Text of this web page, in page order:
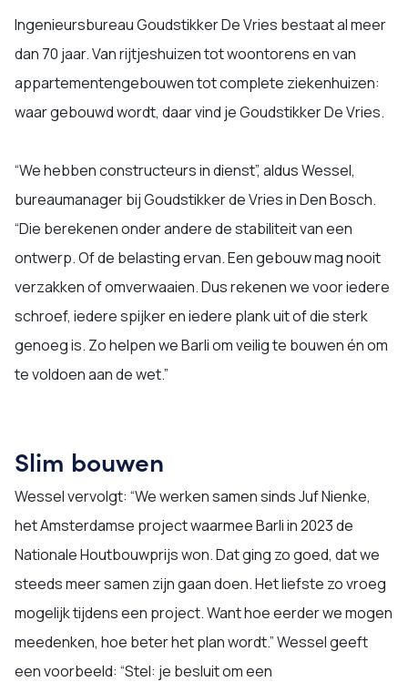
Ingenieursbureau Goudstikker De Vries bestaat al meer
dan 70 jaar. Van rijtjeshuizen tot woontorens en van
appartementengebouwen tot complete ziekenhuizen:
waar gebouwd wordt, daar vind je Goudstikker De Vries.
“We hebben constructeurs in dienst”, aldus Wessel,
bureaumanager bij Goudstikker de Vries in Den Bosch.
“Die berekenen onder andere de stabiliteit van een
ontwerp. Of de belasting ervan. Een gebouw mag nooit
verzakken of omverwaaien. Dus rekenen we voor iedere
schroef, iedere spijker en iedere plank uit of die sterk
genoeg is. Zo helpen we Barli om veilig te bouwen én om
te voldoen aan de wet.”
Slim bouwen
Wessel vervolgt: “We werken samen sinds Juf Nienke,
het Amsterdamse project waarmee Barli in 2023 de
Nationale Houtbouwprijs won. Dat ging zo goed, dat we
steeds meer samen zijn gaan doen. Het liefste zo vroeg
mogelijk tijdens een project. Want hoe eerder we mogen
meedenken, hoe beter het plan wordt.” Wessel geeft
een voorbeeld: “Stel: je besluit om een